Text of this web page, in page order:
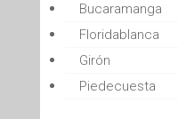
Bucaramanga
Floridablanca
Girón
Piedecuesta